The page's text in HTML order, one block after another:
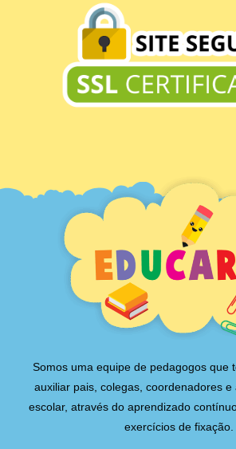
Somos uma equipe de pedagogos que
auxiliar pais, colegas, coordenadores
escolar, através do aprendizado
exercícios de fixação.